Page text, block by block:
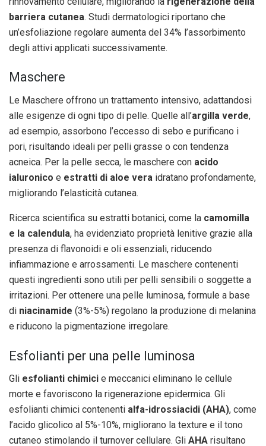
barriera cutanea. Studi dermatologici riportano che
un’esfoliazione regolare aumenta del 34% l’assorbimento
degli attivi applicati successivamente.
Maschere
Le Maschere offrono un trattamento intensivo, adattandosi
alle esigenze di ogni tipo di pelle. Quelle all’argilla verde,
ad esempio, assorbono l’eccesso di sebo e purificano i
pori, risultando ideali per pelli grasse o con tendenza
acneica. Per la pelle secca, le maschere con acido
ialuronico e estratti di aloe vera idratano profondamente,
migliorando l’elasticità cutanea.
Ricerca scientifica su estratti botanici, come la camomilla
e la calendula, ha evidenziato proprietà lenitive grazie alla
presenza di flavonoidi e oli essenziali, riducendo
infiammazione e arrossamenti. Le maschere contenenti
questi ingredienti sono utili per pelli sensibili o soggette a
irritazioni. Per ottenere una pelle luminosa, formule a base
di niacinamide (3%-5%) regolano la produzione di melanina
e riducono la pigmentazione irregolare.
Esfolianti per una pelle luminosa
Gli esfolianti chimici e meccanici eliminano le cellule
morte e favoriscono la rigenerazione epidermica. Gli
esfolianti chimici contenenti alfa-idrossiacidi (AHA), come
l’acido glicolico al 5%-10%, migliorano la texture e il tono
cutaneo stimolando il turnover cellulare. Gli AHA risultano